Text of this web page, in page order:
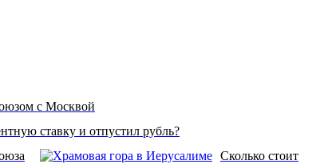
с Москвой
ставку и отпустил рубль?
Сколько стоит